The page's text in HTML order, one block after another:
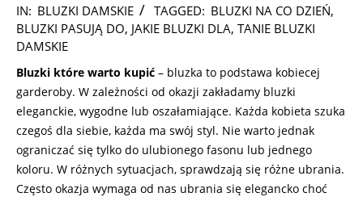
2024-
09-
06
IN: BLUZKI DAMSKIE TAGGED: BLUZKI NA CO DZIEŃ,
BLUZKI PASUJĄ DO, JAKIE BLUZKI DLA, TANIE BLUZKI
DAMSKIE
Bluzki które warto kupić – bluzka to podstawa kobiecej
garderoby. W zależności od okazji zakładamy bluzki
eleganckie, wygodne lub oszałamiające. Każda kobieta szuka
czegoś dla siebie, każda ma swój styl. Nie warto jednak
ograniczać się tylko do ulubionego fasonu lub jednego
koloru. W różnych sytuacjach, sprawdzają się różne ubrania.
Często okazja wymaga od nas ubrania się elegancko choć